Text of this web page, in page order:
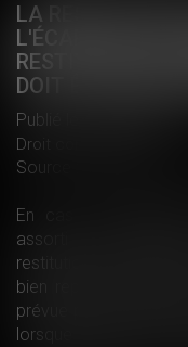
LA RESTITUTION
L'ÉCART ENTRE
RESTITUÉ ET LA
DOIT ÊTRE
Publié le :
Droit commercial
Source :
En cas de
assorti d’une
restitution par le
bien repris par
prévue par le
lorsque le bien dont